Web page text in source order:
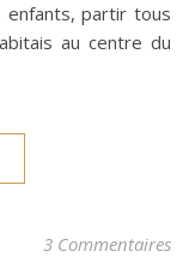
enfants, partir tous
au centre du
3 Commentaires